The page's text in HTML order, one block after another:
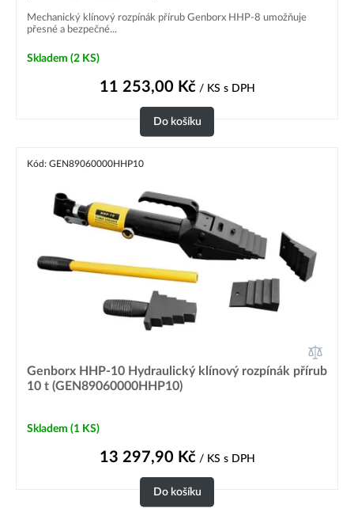
Mechanický klínový rozpínák přírub Genborx HHP-8 umožňuje
přesné a bezpečné...
Skladem (2 KS)
11 253,00 Kč/ KS s DPH
Do košíku
Kód: GEN89060000HHP10
Genborx HHP-10 Hydraulický klínový rozpínák přírub
10 t (GEN89060000HHP10)
Skladem (1 KS)
13 297,90 Kč/ KS s DPH
Do košíku